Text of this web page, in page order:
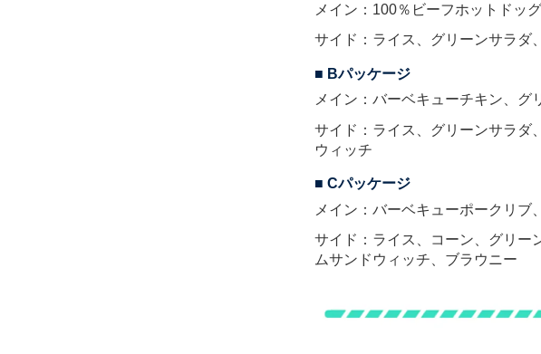
メイン：100％ビーフホットドッ
サイド：ライス、グリーンサラダ
■ Bパッケージ
メイン：バーベキューチキン、グ
サイド：ライス、グリーンサラダ
ウィッチ
■ Cパッケージ
メイン：バーベキューポークリ
サイド：ライス、コーン、グリー
ムサンドウィッチ、ブラウニー